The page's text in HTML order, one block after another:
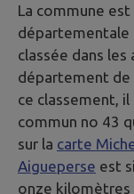
La commune
départementale
classée dans
département de
ce classement,
commun no 43
sur la carte
Aigueperse est
onze kilomètres